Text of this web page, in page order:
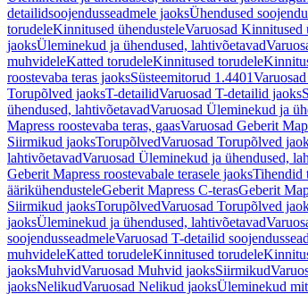
detailidsoojendusseadmele jaoksÜhendused
torudeleKinnitused ühendusteleVaruosad Kinnitused
jaoksÜleminekud ja ühendused, lahtivõetavad
muhvideleKatted torudeleKinnitused torudele
roostevaba teras jaoksSüsteemitorud 1.4401
Torupõlved jaoksT-detailidVaruosad T-detailid jaoks
ühendused, lahtivõetavadVaruosad Üleminekud ja
Mapress roostevaba teras, gaasVaruosad Geberit
Siirmikud jaoksTorupõlvedVaruosad Torupõlved
lahtivõetavadVaruosad Üleminekud ja ühendused,
Geberit Mapress roostevabale terasele jaoksTihendid
äärikühendusteleGeberit Mapress C-terasGeberit
Siirmikud jaoksTorupõlvedVaruosad Torupõlved
jaoksÜleminekud ja ühendused, lahtivõetavad
soojendusseadmeleVaruosad T-detailid
muhvideleKatted torudeleKinnitused torudele
jaoksMuhvidVaruosad Muhvid jaoksSiirmikud
jaoksNelikudVaruosad Nelikud jaoksÜleminekud